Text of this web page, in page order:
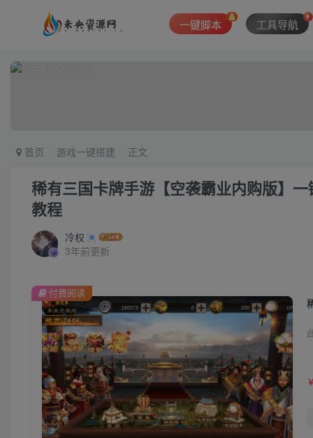
一键脚本 工具导航
首页 游戏一键搭建 正文
稀有三国卡牌手游【空袭霸业内购版】
教程
冷权
3年前更新
付费阅读